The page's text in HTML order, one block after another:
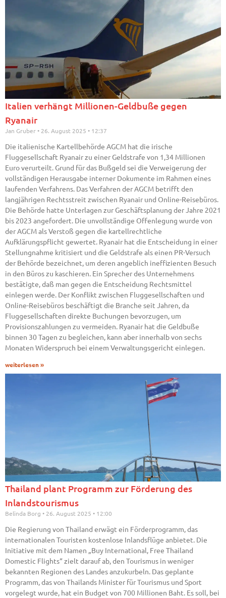
Italien verhängt Millionen-Geldbuße gegen
Ryanair
Jan Gruber 26. August 2025 12:37
Die italienische Kartellbehörde AGCM hat die irische
Fluggesellschaft Ryanair zu einer Geldstrafe von 1,34 Millionen
Euro verurteilt. Grund für das Bußgeld sei die Verweigerung der
vollständigen Herausgabe interner Dokumente im Rahmen eines
laufenden Verfahrens. Das Verfahren der AGCM betrifft den
langjährigen Rechtsstreit zwischen Ryanair und Online-Reisebüros.
Die Behörde hatte Unterlagen zur Geschäftsplanung der Jahre 2021
bis 2023 angefordert. Die unvollständige Offenlegung wurde von
der AGCM als Verstoß gegen die kartellrechtliche
Aufklärungspflicht gewertet. Ryanair hat die Entscheidung in einer
Stellungnahme kritisiert und die Geldstrafe als einen PR-Versuch
der Behörde bezeichnet, um deren angeblich ineffizienten Besuch
in den Büros zu kaschieren. Ein Sprecher des Unternehmens
bestätigte, daß man gegen die Entscheidung Rechtsmittel
einlegen werde. Der Konflikt zwischen Fluggesellschaften und
Online-Reisebüros beschäftigt die Branche seit Jahren, da
Fluggesellschaften direkte Buchungen bevorzugen, um
Provisionszahlungen zu vermeiden. Ryanair hat die Geldbuße
binnen 30 Tagen zu begleichen, kann aber innerhalb von sechs
Monaten Widerspruch bei einem Verwaltungsgericht einlegen.
weiterlesen »
Thailand plant Programm zur Förderung des
Inlandstourismus
Belinda Borg 26. August 2025 12:00
Die Regierung von Thailand erwägt ein Förderprogramm, das
internationalen Touristen kostenlose Inlandsflüge anbietet. Die
Initiative mit dem Namen „Buy International, Free Thailand
Domestic Flights“ zielt darauf ab, den Tourismus in weniger
bekannten Regionen des Landes anzukurbeln. Das geplante
Programm, das von Thailands Minister für Tourismus und Sport
vorgelegt wurde, hat ein Budget von 700 Millionen Baht. Es soll, bei